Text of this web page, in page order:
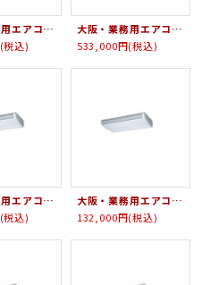
大阪・業務用エアコン 三菱重工 天吊形 FDE トリプルタイプ FDEVP2804HTS4L 280形（10馬力） HYPER VSX 三相200V
(税込)
大阪・業務用エアコン 三菱重工 天吊形 FDE Wツインタイプ FDEVP2244HDS4L 224形（8馬力） HYPER VSX 三相200V
533,000円(税込)
大阪・業務用エアコン 三菱重工 天吊形 シングルタイプ FDEXP404HKAG3AG 40形（1.5馬力） SAISONINVERTER FDEシリーズ 単相200V
(税込)
大阪・業務用エアコン 三菱重工 天吊形 シングルタイプ FDEXP404HAG3AG 40形（1.5馬力） SAISONINVERTER FDEシリーズ 三相200V
132,000円(税込)